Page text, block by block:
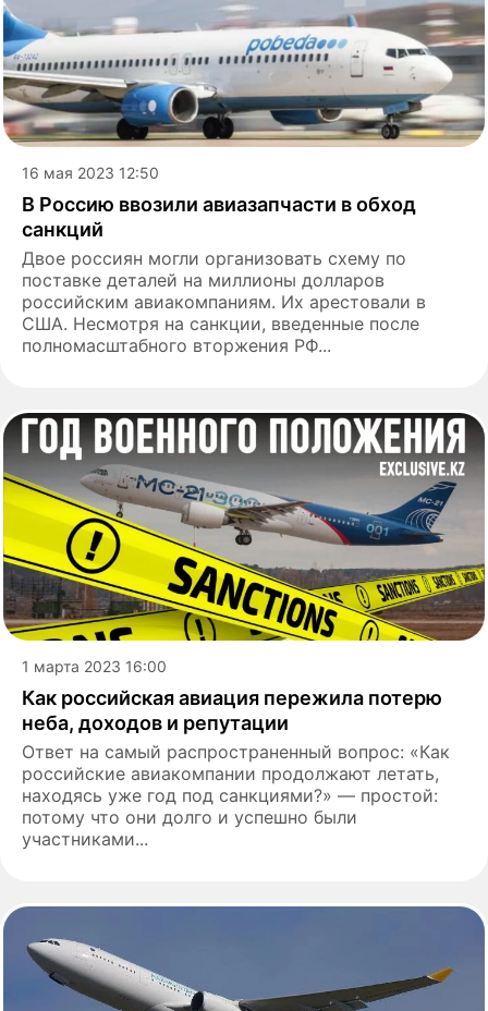
16 мая 2023 12:50
В Россию ввозили авиазапчасти в обход
санкций
Двое россиян могли организовать схему по
поставке деталей на миллионы долларов
российским авиакомпаниям. Их арестовали в
США. Несмотря на санкции, введенные после
полномасштабного вторжения РФ...
1 марта 2023 16:00
Как российская авиация пережила потерю
неба, доходов и репутации
Ответ на самый распространенный вопрос: «Как
российские авиакомпании продолжают летать,
находясь уже год под санкциями?» — простой:
потому что они долго и успешно были
участниками...